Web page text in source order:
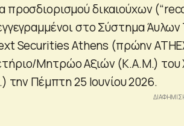
προσδιορισμού δικαιούχων
στο Σύστημα
Securities Athens (πρώην
Μητρώο Αξιών (Κ.Α.Μ.) του
την Πέμπτη 25 Ιουνίου 2026.